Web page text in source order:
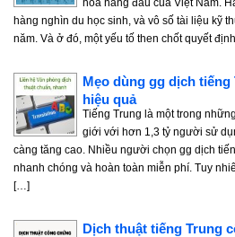
hàng nghìn du học sinh, và vô số tài liệu kỹ
năm. Và ở đó, một yếu tố then chốt quyết
Mẹo dùng gg dịch
hiệu quả
Tiếng Trung là một trong
giới với hơn 1,3 tỷ người sử
càng tăng cao. Nhiều người chọn gg dịch
nhanh chóng và hoàn toàn miễn phí. Tuy
[…]
Dịch thuật tiếng Trung